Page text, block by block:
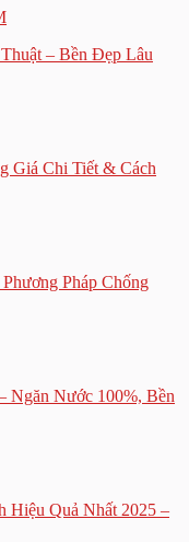
– Bền Đẹp Lâu
Giá Chi Tiết & Cách
Pháp Chống
Ngăn Nước 100%, Bền
Hiệu Quả Nhất 2025 –